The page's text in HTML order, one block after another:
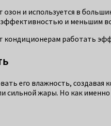
и используется в
и меньшим
работать
его влажность,
жары. Но как именно